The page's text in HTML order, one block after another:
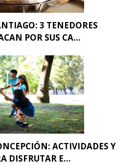
3 TENEDORES
POR SUS CA...
ACTIVIDADES Y
DISFRUTAR E...